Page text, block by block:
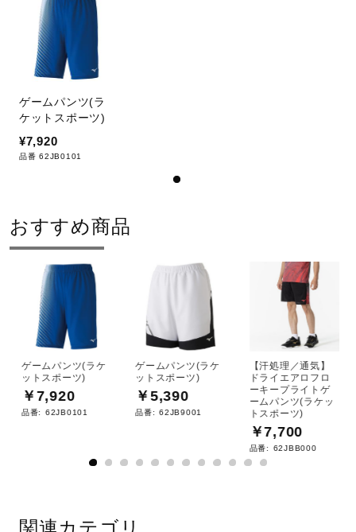
取扱店一覧
カラー
14：ドレスネイビー
62：レッド×ブラック
90：ブラック×ホワイト
95：ブラック×ピンク
原産国
中国製
発売シーズン
2020年春夏
ゲームパンツ(ラ
ケットスポーツ)
¥7,920
品番 62JB0101
おすすめ商品
ゲームパンツ(ラケ
ットスポーツ)
￥7,920
品番: 62JB0101
ゲームパンツ(ラケ
ットスポーツ)
￥5,390
品番: 62JB9001
【汗処理／通気】
ドライエアロフロ
ーキープライトゲ
ームパンツ(ラケッ
トスポーツ)
￥7,700
品番: 62JBB000
関連カテゴリ